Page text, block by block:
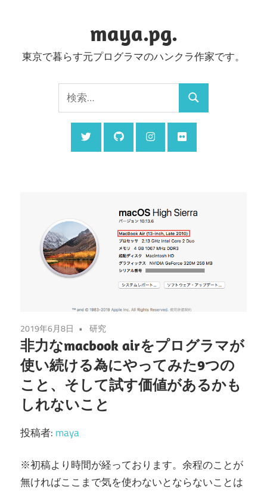
ン
maya.pg.
東京で暮らす元プログラマのハンクラ作家です。
索:
検
索
2019年6月8日 研究
非力なmacbook airをプログラマが
使い続ける為にやってみた9つの
こと、そして試す価値があるかも
しれないこと
投稿者: maya
※初稿より時間が経っております。余程のことが
無ければここまで気を使わないとならないことは